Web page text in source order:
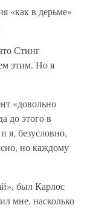
«как в дерьме»
Стинг
этим. Но я
«довольно
до этого в
я, безусловно,
но каждому
был Карлос
мне, насколько